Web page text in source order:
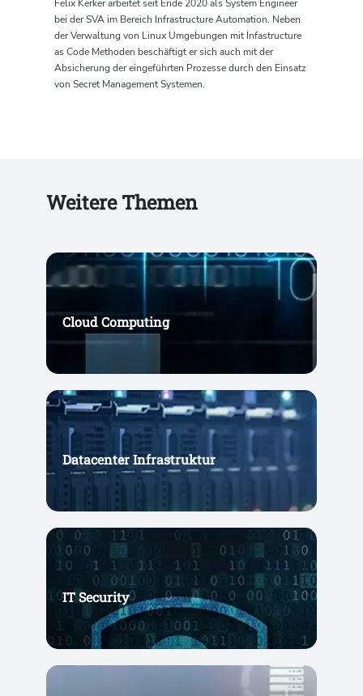
Felix Kerker arbeitet seit Ende 2020 als System Engineer
bei der SVA im Bereich Infrastructure Automation. Neben
der Verwaltung von Linux Umgebungen mit Infastructure
as Code Methoden beschäftigt er sich auch mit der
Absicherung der eingeführten Prozesse durch den Einsatz
von Secret Management Systemen.
Weitere Themen
Cloud Computing
Datacenter Infrastruktur
IT Security